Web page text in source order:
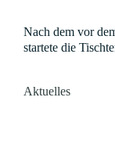
Nach dem vor
startete die
Kategorien
Aktuelles